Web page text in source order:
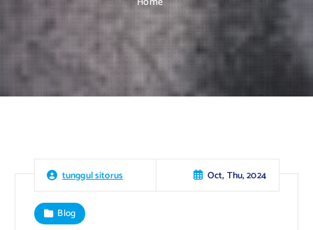
tunggul sitorus Oct, Thu, 2024
Blog